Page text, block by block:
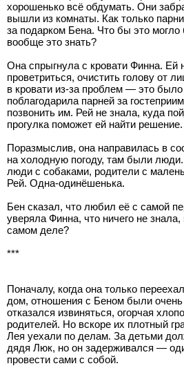
хорошенько всё обдумать. Они
вышли из комнаты. Как только
за подарком Бена. Что бы это
вообще это знать?
Она спрыгнула с кровати Финна. Ей
проветриться, очистить голову от
в кровати из-за проблем — это
поблагодарила парней за
позвонить им. Рей не знала, куда
прогулка поможет ей найти решение.
Поразмыслив, она направилась в
на холодную погоду, там были
люди с собаками, родители с
Рей. Одна-одинёшенька.
Бен сказал, что любил её с самой
уверяла Финна, что ничего не
самом деле?
***
Поначалу, когда она только
дом, отношения с Беном были
отказался извиняться, огорчая
родителей. Но вскоре их плотный
Лея уехали по делам. За детьми
дядя Люк, но он задерживался —
провести сами с собой.